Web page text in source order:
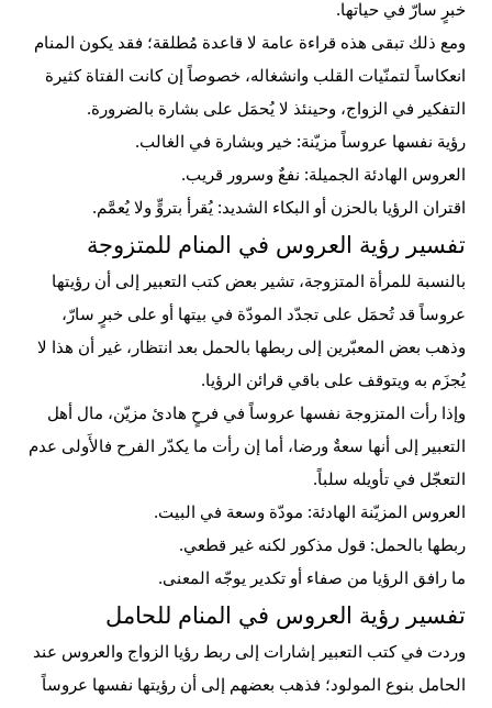
خبرٍ سارّ في حياتها.
ومع ذلك تبقى هذه قراءة عامة لا قاعدة مُطلقة؛ فقد يكون المنام
انعكاساً لتمنّيات
القلب وانشغاله، خصوصاً إن كانت الفتاة كثيرة
التفكير في الزواج، وحينئذ لا يُحمَل على بشارة بالضرورة.
رؤية نفسها عروساً مزيّنة: خير وبشارة في الغالب.
العروس الهادئة الجميلة: نفعٌ وسرور قريب.
اقتران الرؤيا بالحزن أو
البكاء الشديد: يُقرأ بتروٍّ ولا يُعمَّم.
تفسير رؤية العروس في المنام للمتزوجة
بالنسبة للمرأة المتزوجة، تشير بعض كتب التعبير إلى أن رؤيتها
عروساً قد تُحمَل على تجدّد المودّة في بيتها أو على خبرٍ سارّ،
وذهب بعض المعبّرين إلى ربطها بالحمل بعد انتظار، غير أن هذا لا
يُجزَم به ويتوقف على باقي قرائن الرؤيا.
وإذا رأت المتزوجة نفسها عروساً في فرحٍ هادئ مزيّن، مال أهل
التعبير إلى أنها سعةٌ ورضا، أما إن رأت ما يكدّر الفرح فالأَولى عدم
التعجّل في تأويله سلباً.
العروس المزيّنة الهادئة: مودّة وسعة في
البيت.
ربطها بالحمل: قول مذكور لكنه غير قطعي.
ما رافق الرؤيا من صفاء أو تكدير يوجّه المعنى.
تفسير رؤية العروس في المنام للحامل
وردت في كتب التعبير إشارات إلى ربط رؤيا الزواج والعروس عند
الحامل بنوع المولود؛ فذهب بعضهم إلى أن رؤيتها نفسها عروساً